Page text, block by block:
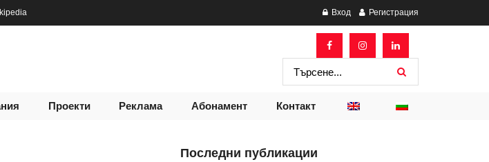
Вход Регистрация
Проекти Реклама Абонамент Контакт
Последни публикации